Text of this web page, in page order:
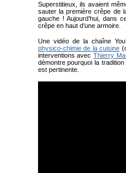
Superstitieux, ils avaient
sauter la première crêpe de
gauche ! Aujourd’hui, dans
crêpe en haut d’une armoire.
Une vidéo de la chaîne
physico-chimie de la cuisine
interventions avec Thierry
démontre pourquoi la
est pertinente.